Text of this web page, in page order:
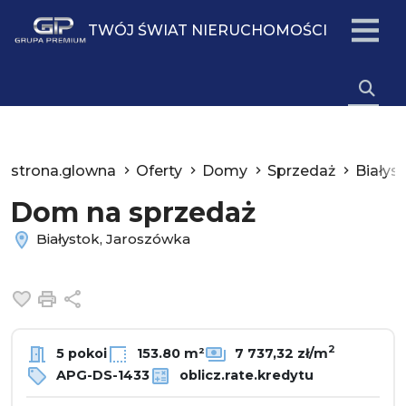
TWÓJ ŚWIAT NIERUCHOMOŚCI
strona.glowna Oferty Domy Sprzedaż
Dom na sprzedaż
Białystok, Jaroszówka
Dodaj do ulubionych
Drukuj
5 pokoi 153.80 m² 7 737,32 zł/m2
APG-DS-1433 oblicz.rate.kredytu